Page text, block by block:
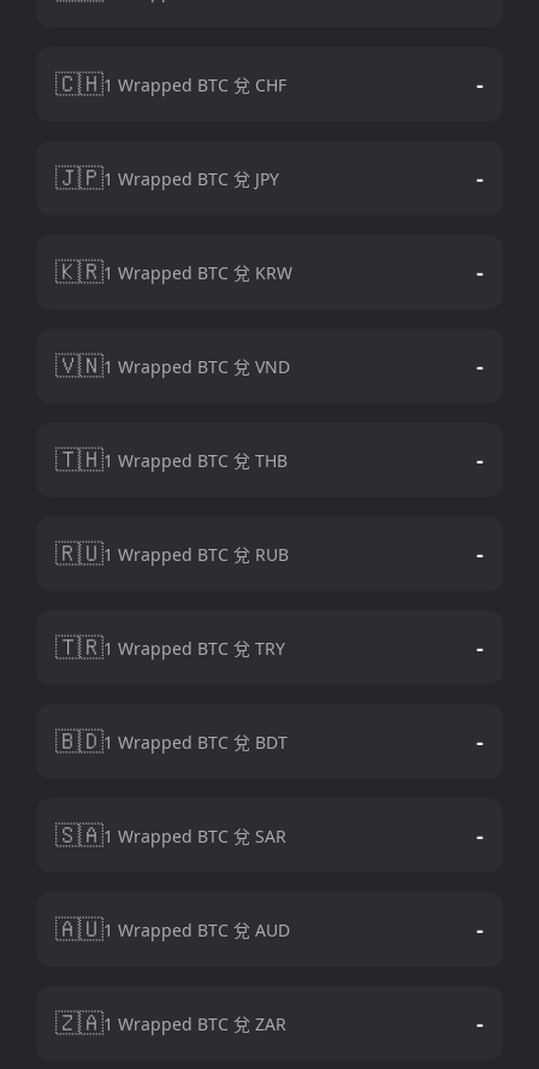
🇨🇭1 Wrapped BTC 兌 CHF -
🇯🇵1 Wrapped BTC 兌 JPY -
🇰🇷1 Wrapped BTC 兌 KRW -
🇻🇳1 Wrapped BTC 兌 VND -
🇹🇭1 Wrapped BTC 兌 THB -
🇷🇺1 Wrapped BTC 兌 RUB -
🇹🇷1 Wrapped BTC 兌 TRY -
🇧🇩1 Wrapped BTC 兌 BDT -
🇸🇦1 Wrapped BTC 兌 SAR -
🇦🇺1 Wrapped BTC 兌 AUD -
🇿🇦1 Wrapped BTC 兌 ZAR -